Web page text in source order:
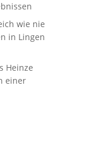
wie nie
in Lingen
Heinze
einer